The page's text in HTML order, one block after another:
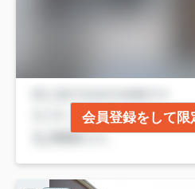
会員登録をして限